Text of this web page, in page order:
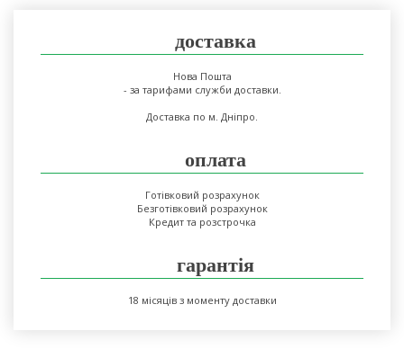
доставка
Нова Пошта
- за тарифами служби доставки.
Доставка по м. Дніпро.
оплата
Готівковий розрахунок
Безготівковий розрахунок
Кредит та розстрочка
гарантія
18 місяців з моменту доставки